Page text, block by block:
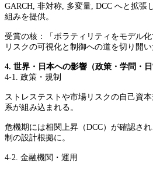
GARCH, 非対称, 多変量, DCC へと拡張
組みを提供。
受賞の核：「ボラティリティをモデル
リスクの可視化と制御への道を切り開い
4. 世界・日本への影響（政策・学問・日
4-1. 政策・規制
ストレステストや市場リスクの自己資
系が組み込まれる。
危機期には相関上昇（DCC）が確認さ
制の設計根拠に。
4-2. 金融機関・運用